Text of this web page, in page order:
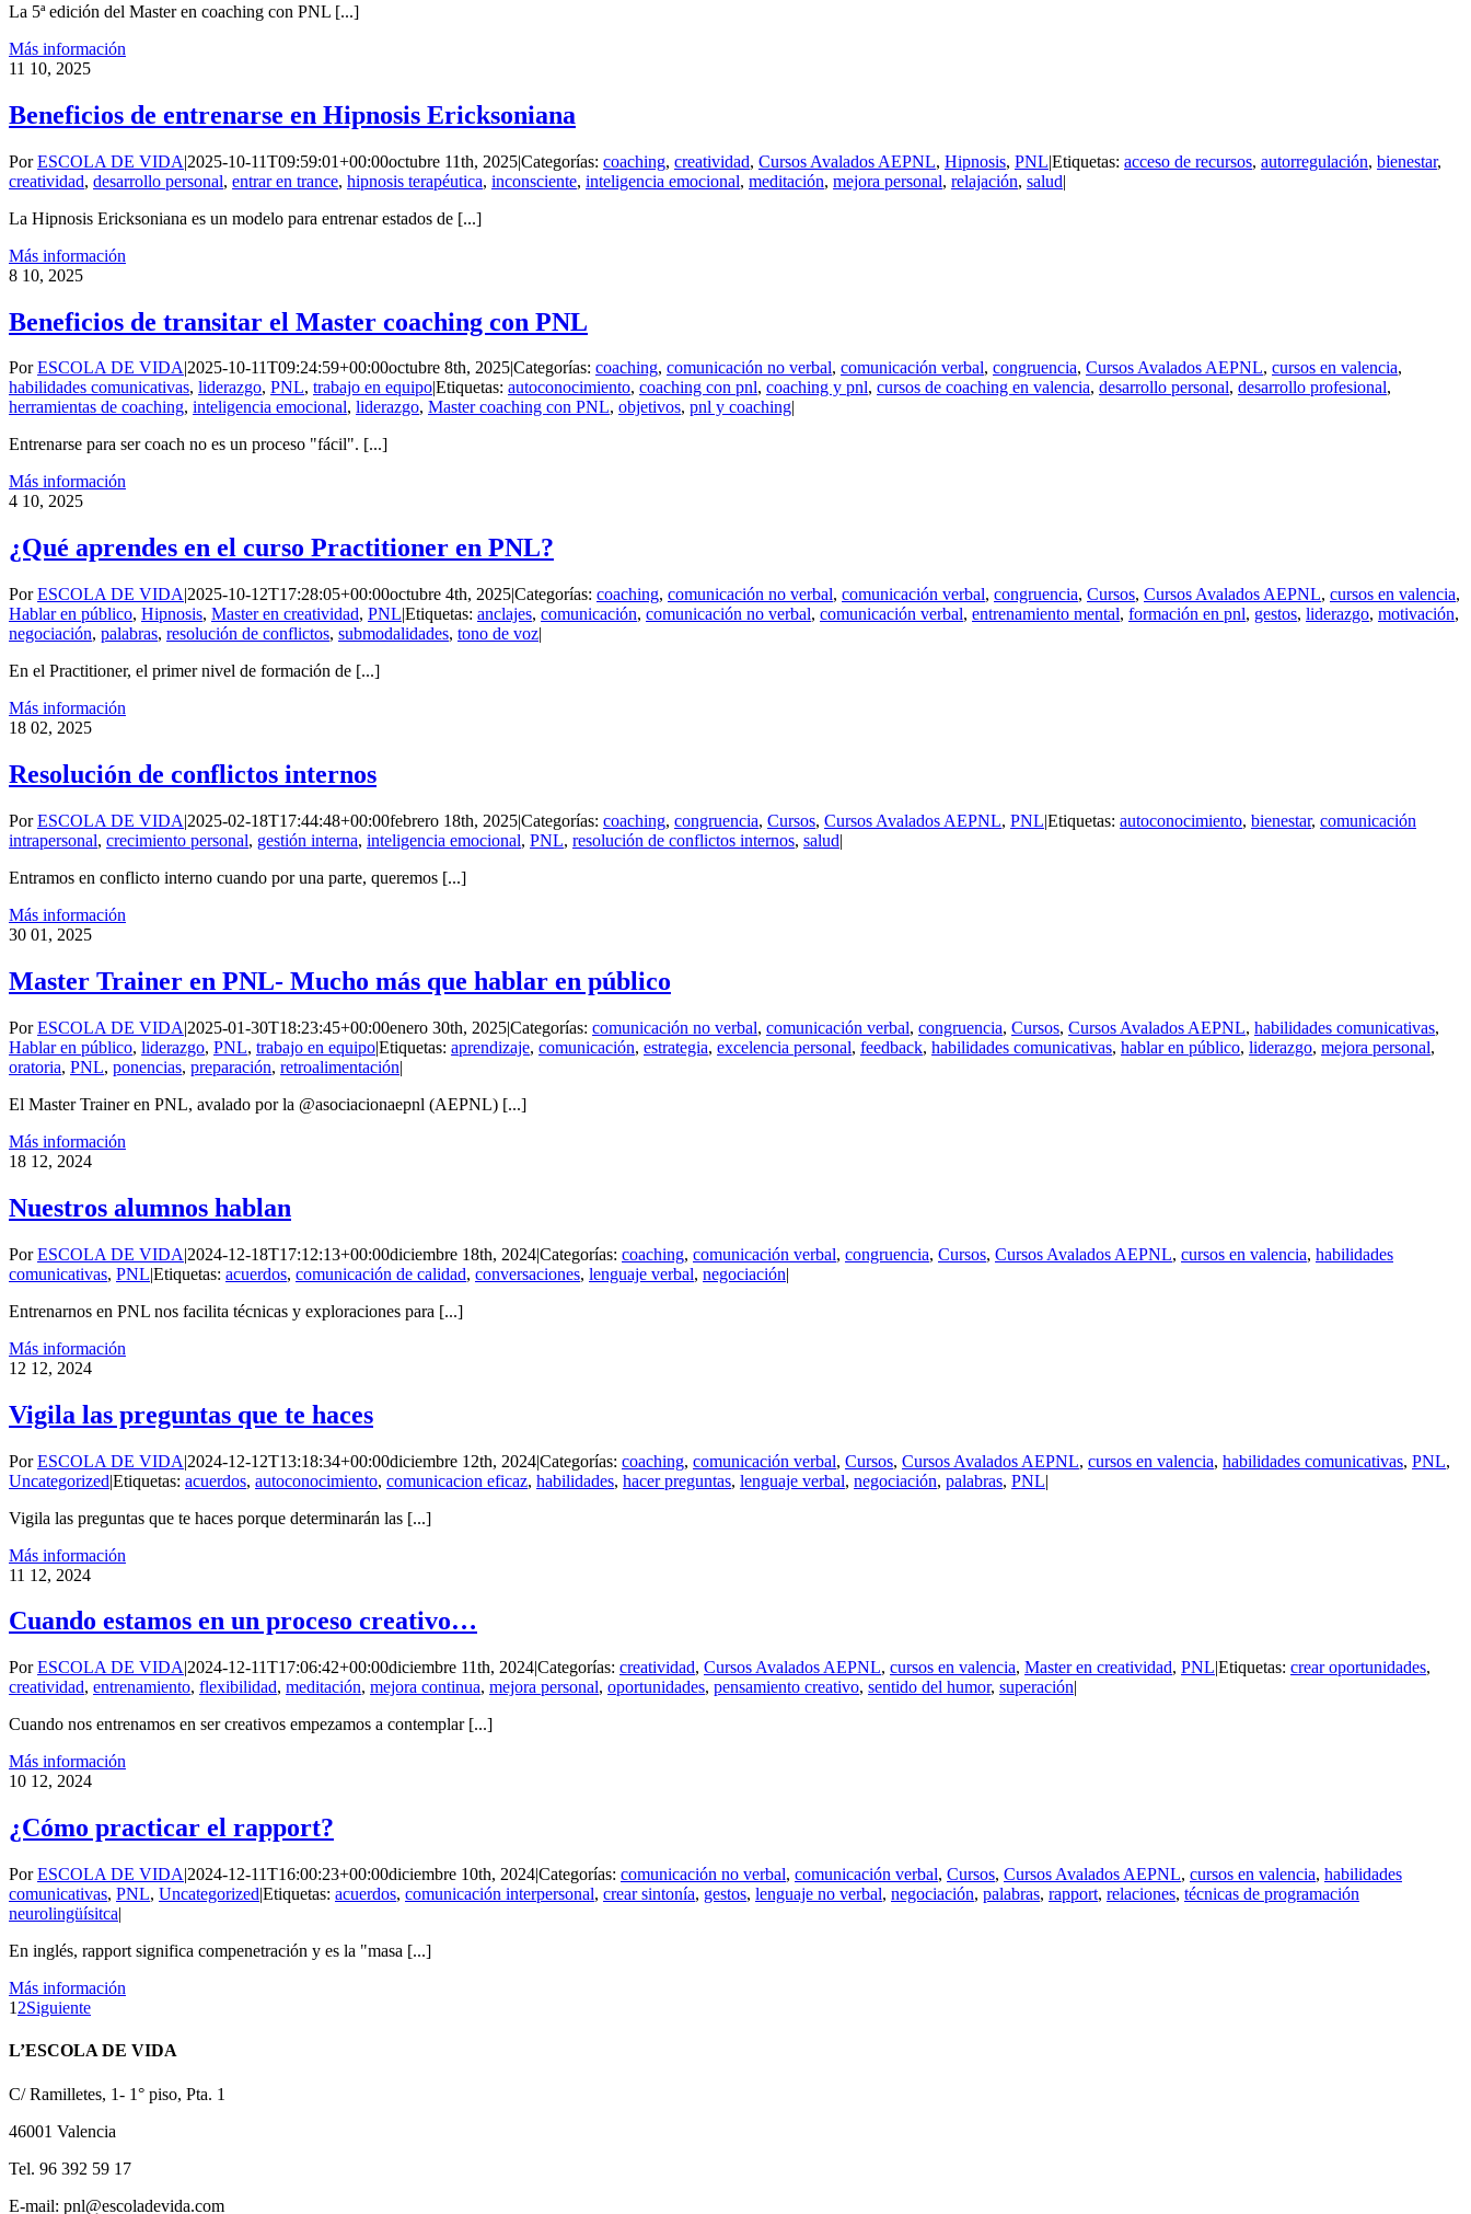
La 5ª edición del Master en coaching con PNL [...]
Más información
11 10, 2025
Beneficios de entrenarse en Hipnosis Ericksoniana
PorESCOLA DE VIDA|2025-10-11T09:59:01+00:00octubre 11th, 2025|Categorías: coaching, creatividad, Cursos Avalados AEPNL, Hipnosis, PNL|Etiquetas: acceso de recursos, autorregulación, bienestar,
creatividad, desarrollo personal, entrar en trance, hipnosis terapéutica, inconsciente, inteligencia emocional, meditación, mejora personal, relajación, salud|
La Hipnosis Ericksoniana es un modelo para entrenar estados de [...]
Más información
8 10, 2025
Beneficios de transitar el Master coaching con PNL
PorESCOLA DE VIDA|2025-10-11T09:24:59+00:00octubre 8th, 2025|Categorías: coaching, comunicación no verbal, comunicación verbal, congruencia, Cursos Avalados AEPNL, cursos en valencia,
habilidades comunicativas, liderazgo, PNL, trabajo en equipo|Etiquetas: autoconocimiento, coaching con pnl, coaching y pnl, cursos de coaching en valencia, desarrollo personal, desarrollo profesional,
herramientas de coaching, inteligencia emocional, liderazgo, Master coaching con PNL, objetivos, pnl y coaching|
Entrenarse para ser coach no es un proceso "fácil". [...]
Más información
4 10, 2025
¿Qué aprendes en el curso Practitioner en PNL?
PorESCOLA DE VIDA|2025-10-12T17:28:05+00:00octubre 4th, 2025|Categorías: coaching, comunicación no verbal, comunicación verbal, congruencia, Cursos, Cursos Avalados AEPNL, cursos en valencia,
Hablar en público, Hipnosis, Master en creatividad, PNL|Etiquetas: anclajes, comunicación, comunicación no verbal, comunicación verbal, entrenamiento mental, formación en pnl, gestos, liderazgo, motivación,
negociación, palabras, resolución de conflictos, submodalidades, tono de voz|
En el Practitioner, el primer nivel de formación de [...]
Más información
18 02, 2025
Resolución de conflictos internos
PorESCOLA DE VIDA|2025-02-18T17:44:48+00:00febrero 18th, 2025|Categorías: coaching, congruencia, Cursos, Cursos Avalados AEPNL, PNL|Etiquetas: autoconocimiento, bienestar, comunicación
intrapersonal, crecimiento personal, gestión interna, inteligencia emocional, PNL, resolución de conflictos internos, salud|
Entramos en conflicto interno cuando por una parte, queremos [...]
Más información
30 01, 2025
Master Trainer en PNL- Mucho más que hablar en público
PorESCOLA DE VIDA|2025-01-30T18:23:45+00:00enero 30th, 2025|Categorías: comunicación no verbal, comunicación verbal, congruencia, Cursos, Cursos Avalados AEPNL, habilidades comunicativas,
Hablar en público, liderazgo, PNL, trabajo en equipo|Etiquetas: aprendizaje, comunicación, estrategia, excelencia personal, feedback, habilidades comunicativas, hablar en público, liderazgo, mejora personal,
oratoria, PNL, ponencias, preparación, retroalimentación|
El Master Trainer en PNL, avalado por la @asociacionaepnl (AEPNL) [...]
Más información
18 12, 2024
Nuestros alumnos hablan
PorESCOLA DE VIDA|2024-12-18T17:12:13+00:00diciembre 18th, 2024|Categorías: coaching, comunicación verbal, congruencia, Cursos, Cursos Avalados AEPNL, cursos en valencia, habilidades
comunicativas, PNL|Etiquetas: acuerdos, comunicación de calidad, conversaciones, lenguaje verbal, negociación|
Entrenarnos en PNL nos facilita técnicas y exploraciones para [...]
Más información
12 12, 2024
Vigila las preguntas que te haces
PorESCOLA DE VIDA|2024-12-12T13:18:34+00:00diciembre 12th, 2024|Categorías: coaching, comunicación verbal, Cursos, Cursos Avalados AEPNL, cursos en valencia, habilidades comunicativas, PNL,
Uncategorized|Etiquetas: acuerdos, autoconocimiento, comunicacion eficaz, habilidades, hacer preguntas, lenguaje verbal, negociación, palabras, PNL|
Vigila las preguntas que te haces porque determinarán las [...]
Más información
11 12, 2024
Cuando estamos en un proceso creativo…
PorESCOLA DE VIDA|2024-12-11T17:06:42+00:00diciembre 11th, 2024|Categorías: creatividad, Cursos Avalados AEPNL, cursos en valencia, Master en creatividad, PNL|Etiquetas: crear oportunidades,
creatividad, entrenamiento, flexibilidad, meditación, mejora continua, mejora personal, oportunidades, pensamiento creativo, sentido del humor, superación|
Cuando nos entrenamos en ser creativos empezamos a contemplar [...]
Más información
10 12, 2024
¿Cómo practicar el rapport?
PorESCOLA DE VIDA|2024-12-11T16:00:23+00:00diciembre 10th, 2024|Categorías: comunicación no verbal, comunicación verbal, Cursos, Cursos Avalados AEPNL, cursos en valencia, habilidades
comunicativas, PNL, Uncategorized|Etiquetas: acuerdos, comunicación interpersonal, crear sintonía, gestos, lenguaje no verbal, negociación, palabras, rapport, relaciones, técnicas de programación
neurolingüísitca|
En inglés, rapport significa compenetración y es la "masa [...]
Más información
1 2Siguiente
L’ESCOLA DE VIDA
C/ Ramilletes, 1- 1° piso, Pta. 1
46001 Valencia
Tel. 96 392 59 17
E-mail: pnl@escoladevida.com